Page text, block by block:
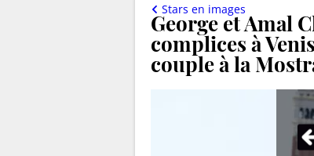
George et Amal
complices à
couple à la
Stars en images